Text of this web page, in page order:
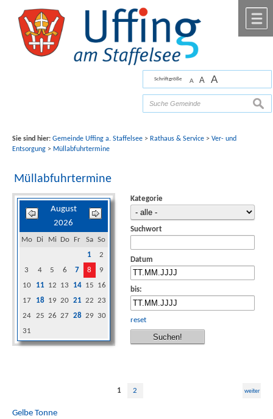
Schriftgröße A A A
Bilder mit freundlicher Unterstützung von FotografFlorian Werner
Sie sind hier: Gemeinde Uffing a. Staffelsee> Rathaus & Service> Ver- und
Entsorgung> Müllabfuhrtermine
Müllabfuhrtermine
August
2026
Mo Di Mi Do Fr Sa So
1
2
3
4 5 6 7 8
9
10
11 12 13 14 15
16
17
18 19 20 21 22
23
24
25 26 27 28 29
30
31
Kategorie
Suchwort
Datum
bis:
reset
1 2 weiter
Gelbe Tonne